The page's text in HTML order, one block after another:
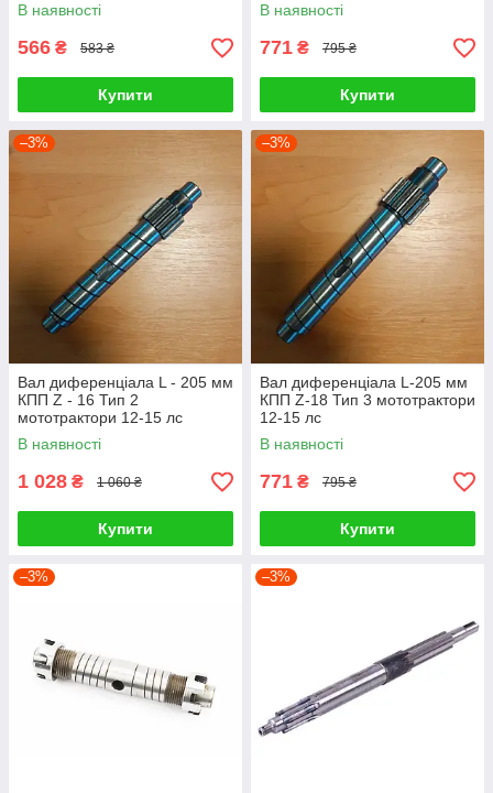
В наявності
566 ₴ 583 ₴
Купити
В наявності
771 ₴ 795 ₴
Купити
–3%
Вал диференціала L - 205 мм
КПП Z - 16 Тип 2
мототрактори 12-15 лс
В наявності
1 028 ₴ 1 060 ₴
Купити
–3%
Вал диференціала L-205 мм
КПП Z-18 Тип 3 мототрактори
12-15 лс
В наявності
771 ₴ 795 ₴
Купити
–3% –3%